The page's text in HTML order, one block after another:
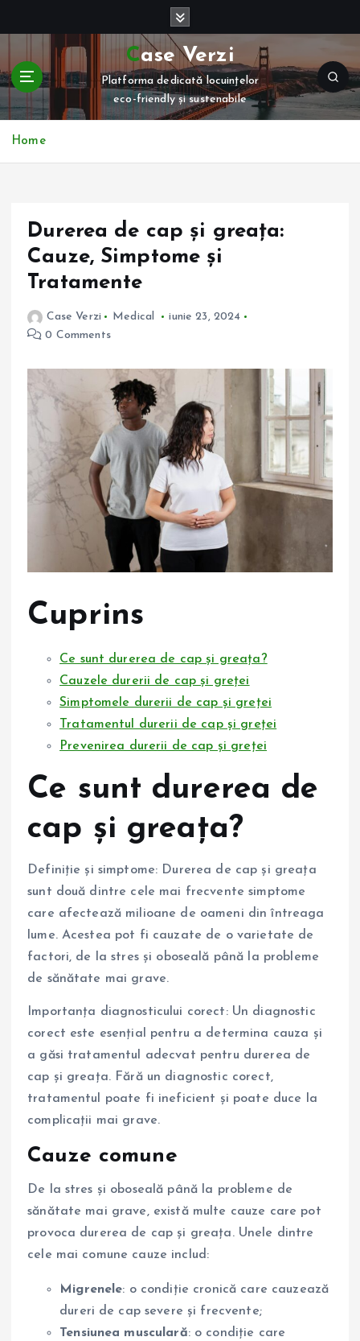
t
c
Case Verzi
Platforma dedicată locuințelor
eco-friendly și sustenabile
Home
Durerea de cap și greața:
Cauze, Simptome și
Tratamente
Case Verzi Medical
iunie 23, 2024
0 Comments
Cuprins
Ce sunt durerea de cap și greața?
Cauzele durerii de cap și greței
Simptomele durerii de cap și greței
Tratamentul durerii de cap și greței
Prevenirea durerii de cap și greței
Ce sunt durerea de
cap și greața?
Definiție și simptome: Durerea de cap și greața
sunt două dintre cele mai frecvente simptome
care afectează milioane de oameni din întreaga
lume. Acestea pot fi cauzate de o varietate de
factori, de la stres și oboseală până la probleme
de sănătate mai grave.
Importanța diagnosticului corect: Un diagnostic
corect este esențial pentru a determina cauza și
a găsi tratamentul adecvat pentru durerea de
cap și greața. Fără un diagnostic corect,
tratamentul poate fi ineficient și poate duce la
complicații mai grave.
Cauze comune
De la stres și oboseală până la probleme de
sănătate mai grave, există multe cauze care pot
provoca durerea de cap și greața. Unele dintre
cele mai comune cauze includ:
Migrenele: o condiție cronică care cauzează
dureri de cap severe și frecvente;
Tensiunea musculară: o condiție care